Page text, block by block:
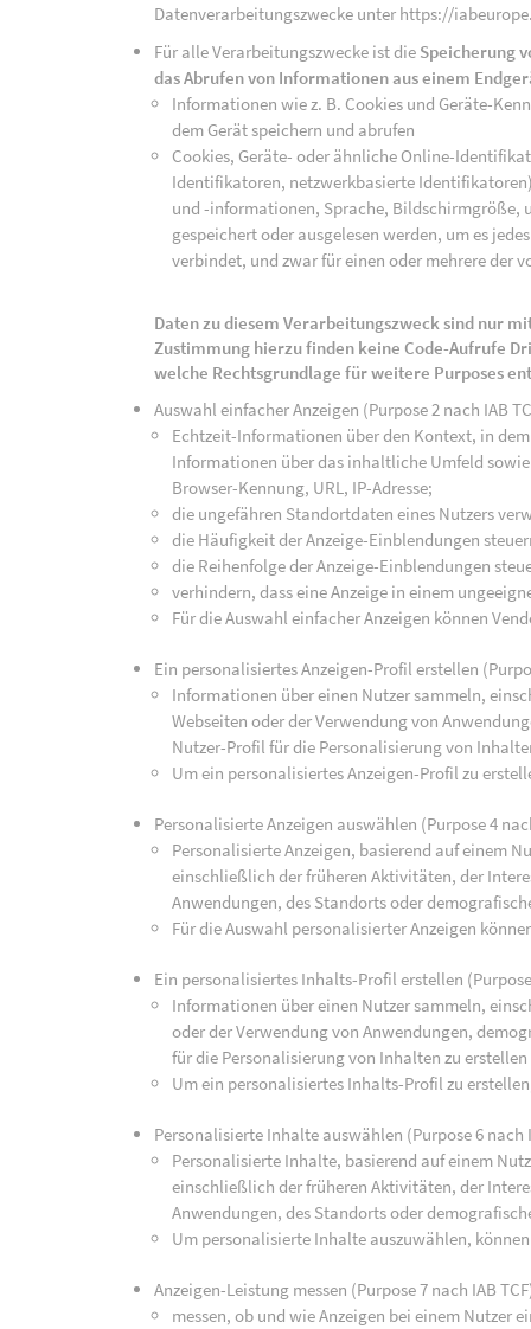
Datenverarbeitungszwecke unter https://
Für alle Verarbeitungszwecke ist die Speicherung
das Abrufen von Informationen aus einem
Informationen wie z. B. Cookies und Geräte-
dem Gerät speichern und abrufen
Cookies, Geräte- oder ähnliche Online-
Identifikatoren, netzwerkbasierte
und -informationen, Sprache, Bildschirmgröße,
gespeichert oder ausgelesen werden, um es
verbindet, und zwar für einen oder mehrere der
Daten zu diesem Verarbeitungszweck sind nur
Zustimmung hierzu finden keine Code-Aufrufe
welche Rechtsgrundlage für weitere Purposes
Auswahl einfacher Anzeigen (Purpose 2 nach IAB
Echtzeit-Informationen über den Kontext, in
Informationen über das inhaltliche Umfeld
Browser-Kennung, URL, IP-Adresse;
die ungefähren Standortdaten eines Nutzers
die Häufigkeit der Anzeige-Einblendungen
die Reihenfolge der Anzeige-Einblendungen
verhindern, dass eine Anzeige in einem
Für die Auswahl einfacher Anzeigen können
Ein personalisiertes Anzeigen-Profil erstellen
Informationen über einen Nutzer sammeln,
Webseiten oder der Verwendung von
Nutzer-Profil für die Personalisierung von
Um ein personalisiertes Anzeigen-Profil zu
Personalisierte Anzeigen auswählen (Purpose 4
Personalisierte Anzeigen, basierend auf einem
einschließlich der früheren Aktivitäten, der
Anwendungen, des Standorts oder
Für die Auswahl personalisierter Anzeigen
Ein personalisiertes Inhalts-Profil erstellen
Informationen über einen Nutzer sammeln,
oder der Verwendung von Anwendungen,
für die Personalisierung von Inhalten zu
Um ein personalisiertes Inhalts-Profil zu
Personalisierte Inhalte auswählen (Purpose 6 nach
Personalisierte Inhalte, basierend auf einem
einschließlich der früheren Aktivitäten, der
Anwendungen, des Standorts oder
Um personalisierte Inhalte auszuwählen,
Anzeigen-Leistung messen (Purpose 7 nach IAB
messen, ob und wie Anzeigen bei einem